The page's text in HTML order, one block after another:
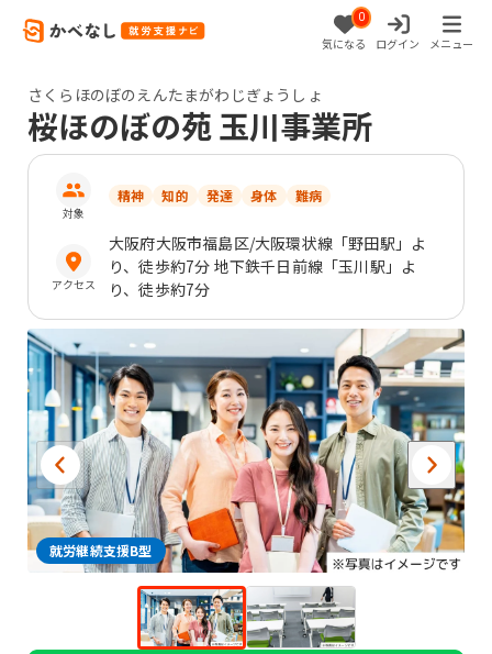
0
気になる ログイン メニュー
さくらほのぼのえんたまがわじぎょうしょ
桜ほのぼの苑 玉川事業所
対象
精神 知的 発達 身体 難病
アクセス
大阪府大阪市福島区/大阪環状線「野田駅」よ
り、徒歩約7分 地下鉄千日前線「玉川駅」よ
り、徒歩約7分
就労継続支援B型